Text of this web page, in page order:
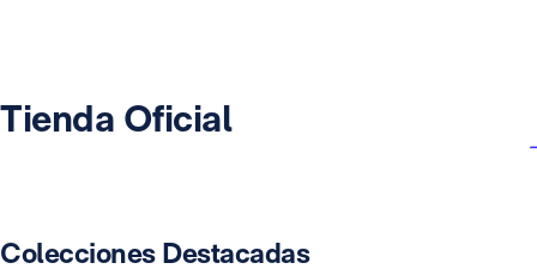
Tienda Oficial
Colecciones Destacadas